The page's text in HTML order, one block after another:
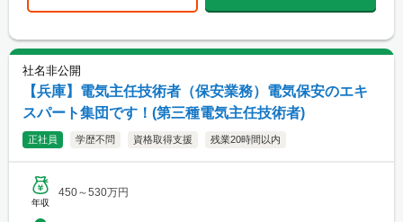
社名非公開
【兵庫】電気主任技術者（保安業務）電気保安のエキ
スパート集団です！(第三種電気主任技術者)
正社員 学歴不問 資格取得支援 残業20時間以内
年収
450～530万円